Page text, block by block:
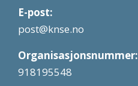
E-post:
post@knse.no
Organisasjonsnummer:
918195548